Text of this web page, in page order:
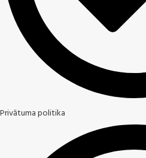
Privātuma politika